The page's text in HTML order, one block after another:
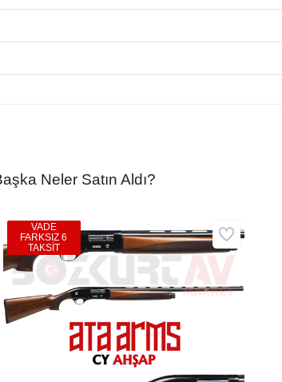
Neler Satın Aldı?
VADE
FARKSIZ 6
TAKSİT